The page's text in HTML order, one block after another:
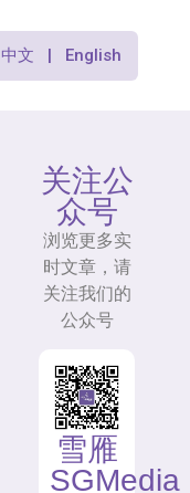
中文 | English
关注公
众号
浏览更多实
时文章，请
关注我们的
公众号
雪雁
SGMedia